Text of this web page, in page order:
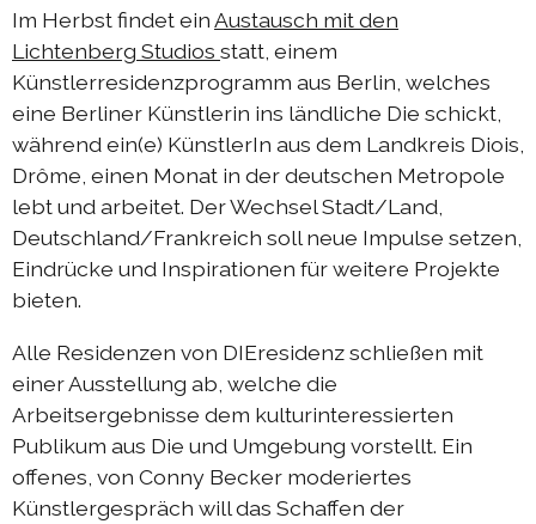
Austausch Berlin-Die 2022
Austausch Die-Berlin 2022
Sommerprogramm 2022
DIEresidenzEXTRA 2022
Austausch Berlin-Die 2021
Austausch Die-Berlin 2021
DIEresidenz hors les murs 2021
DIEresidenzEXTRA 2021
Austausch Die-Berlin 2020
Austausch Berlin-Die 2020
Sommerprogramm 2020
Im Herbst findet einAustausch mit den
Lichtenberg Studios statt, einem
Künstlerresidenzprogramm aus Berlin, welches
eine Berliner Künstlerin ins ländliche Die schickt,
während ein(e) KünstlerIn aus dem Landkreis Diois,
Drôme, einen Monat in der deutschen Metropole
lebt und arbeitet. Der Wechsel Stadt/Land,
Deutschland/Frankreich soll neue Impulse setzen,
Eindrücke und Inspirationen für weitere Projekte
bieten.
Alle Residenzen von DIEresidenz schließen mit
einer Ausstellung ab, welche die
Arbeitsergebnisse dem kulturinteressierten
Publikum aus Die und Umgebung vorstellt. Ein
offenes, von Conny Becker moderiertes
Künstlergespräch will das Schaffen der